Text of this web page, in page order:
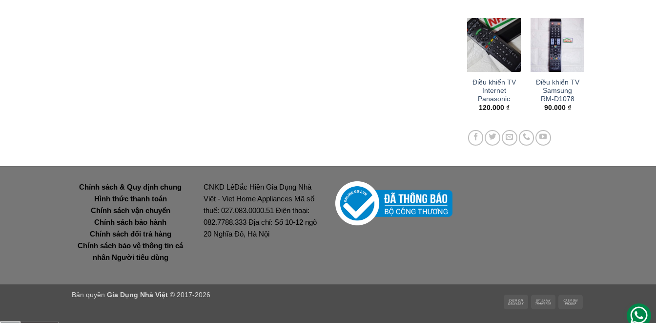
100.000 ₫.
Điều khiển TV
Internet
Panasonic
120.000 ₫
Điều khiển TV
Samsung
RM-D1078
90.000 ₫
Chính sách & Quy định chung
Hình thức thanh toán
Chính sách vận chuyển
Chính sách bảo hành
Chính sách đổi trả hàng
Chính sách bảo vệ thông tin cá
nhân Người tiêu dùng
CNKD LêĐắc Hiền Gia Dụng Nhà
Việt - Viet Home Appliances Mã số
thuế: 027.083.0000.51 Điện thoại:
082.7788.333 Địa chỉ: Số 10-12 ngõ
20 Nghĩa Đô, Hà Nội
Cash
Bank
Bản quyền Gia Dụng Nhà Việt © 2017-2026